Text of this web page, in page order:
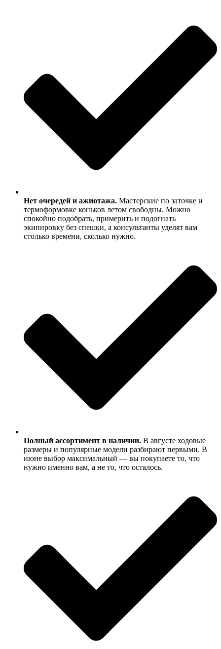
Нет очередей и ажиотажа. Мастерские по заточке и
термоформовке коньков летом свободны. Можно
спокойно подобрать, примерить и подогнать
экипировку без спешки, а консультанты уделят вам
столько времени, сколько нужно.
Полный ассортимент в наличии. В августе ходовые
размеры и популярные модели разбирают первыми. В
июне выбор максимальный — вы покупаете то, что
нужно именно вам, а не то, что осталось.